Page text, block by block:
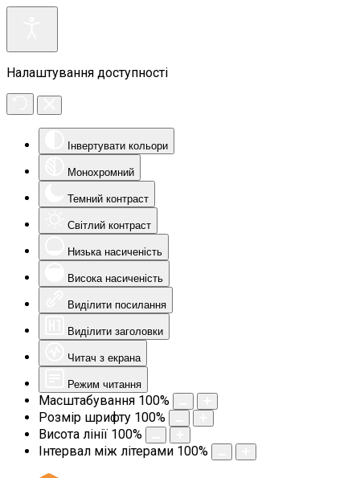
Налаштування доступності
Інвертувати кольори
Монохромний
Темний контраст
Світлий контраст
Низька насиченість
Висока насиченість
Виділити посилання
Виділити заголовки
Читач з екрана
Режим читання
Масштабування 100%
Розмір шрифту 100%
Висота лінії 100%
Інтервал між літерами 100%